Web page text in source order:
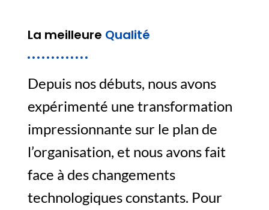
La meilleure Qualité
Depuis nos débuts, nous avons
expérimenté une transformation
impressionnante sur le plan de
l’organisation, et nous avons fait
face à des changements
technologiques constants. Pour